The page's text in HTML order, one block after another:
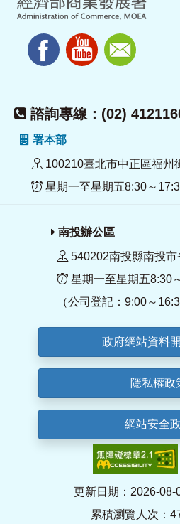
諮詢專線：(02)
署本部
100210臺北市中正區福州
星期一至星期五8:30～
南投辦公區
540202南投縣南投市
星期一至星期五8:30
（公司登記：9:00～
政府網站資料
隱私權政
網站安全
更新日期：2026-08-
累積瀏覽人次：